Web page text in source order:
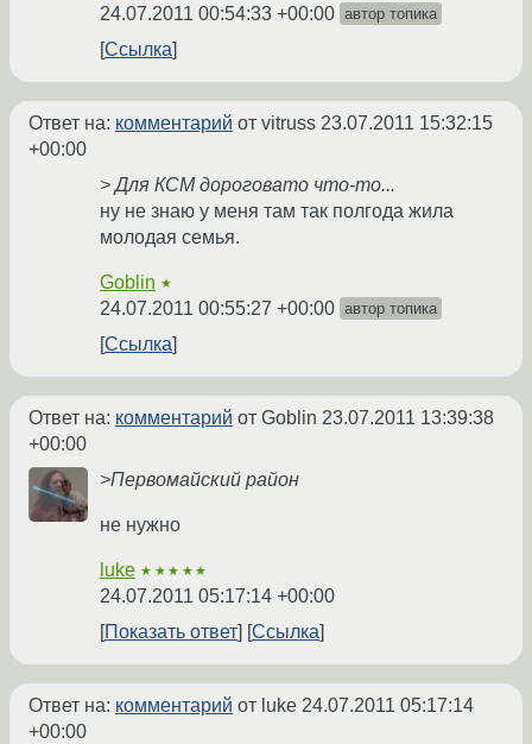
24.07.2011 00:54:33 +00:00 автор топика
Ссылка
Ответ на: комментарий от vitruss 23.07.2011 15:32:15
+00:00
> Для КСМ дороговато что-то...
ну не знаю у меня там так полгода жила
молодая семья.
Goblin ★
24.07.2011 00:55:27 +00:00 автор топика
Ссылка
Ответ на: комментарий от Goblin 23.07.2011 13:39:38
+00:00
>Первомайский район
не нужно
luke ★★★★★
24.07.2011 05:17:14 +00:00
Показать ответ
Ссылка
Ответ на: комментарий от luke 24.07.2011 05:17:14
+00:00